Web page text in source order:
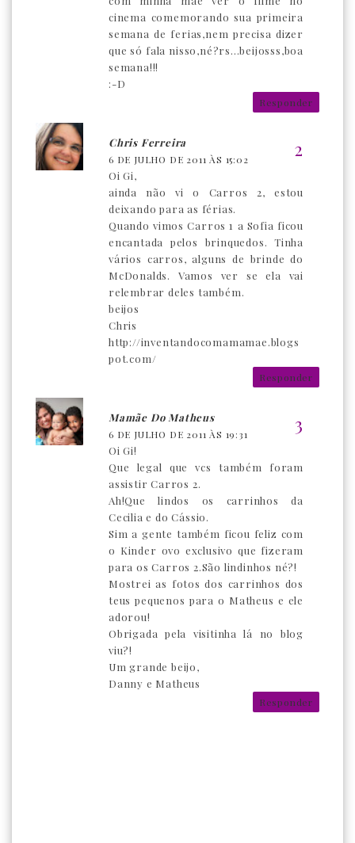
cinema comemorando sua primeira
semana de ferias,nem precisa dizer
que só fala nisso,né?rs...beijosss,boa
semana!!!
:-D
Responder
Chris Ferreira
6 DE JULHO DE 2011 ÀS 15:02
Oi Gi,
ainda não vi o Carros 2, estou
deixando para as férias.
Quando vimos Carros 1 a Sofia ficou
encantada pelos brinquedos. Tinha
vários carros, alguns de brinde do
McDonalds. Vamos ver se ela vai
relembrar deles também.
beijos
Chris
http://inventandocomamamae.blogs
pot.com/
Responder
Mamãe Do Matheus
6 DE JULHO DE 2011 ÀS 19:31
Oi Gi!
Que legal que vcs também foram
assistir Carros 2.
Ah!Que lindos os carrinhos da
Cecilia e do Cássio.
Sim a gente também ficou feliz com
o Kinder ovo exclusivo que fizeram
para os Carros 2.São lindinhos né?!
Mostrei as fotos dos carrinhos dos
teus pequenos para o Matheus e ele
adorou!
Obrigada pela visitinha lá no blog
viu?!
Um grande beijo,
Danny e Matheus
Responder